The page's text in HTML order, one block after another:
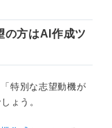
の方はAI作成ツ
特別な志望動機が
ょう。